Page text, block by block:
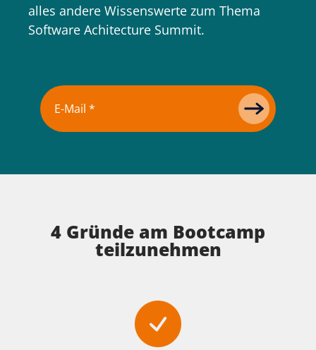
alles andere Wissenswerte zum Thema
Software Achitecture Summit.
4 Gründe am Bootcamp
teilzunehmen